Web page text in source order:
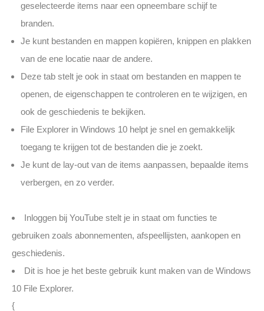
geselecteerde items naar een opneembare schijf te
branden.
Je kunt bestanden en mappen kopiëren, knippen en plakken
van de ene locatie naar de andere.
Deze tab stelt je ook in staat om bestanden en mappen te
openen, de eigenschappen te controleren en te wijzigen, en
ook de geschiedenis te bekijken.
File Explorer in Windows 10 helpt je snel en gemakkelijk
toegang te krijgen tot de bestanden die je zoekt.
Je kunt de lay-out van de items aanpassen, bepaalde items
verbergen, en zo verder.
Inloggen bij YouTube stelt je in staat om functies te
gebruiken zoals abonnementen, afspeellijsten, aankopen en
geschiedenis.
Dit is hoe je het beste gebruik kunt maken van de Windows
10 File Explorer.
{